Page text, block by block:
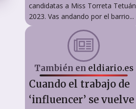
candidatas a Miss Torreta Tetuán
2023. Vas andando por el barrio...
También en eldiario.es
Cuando el trabajo de
‘influencer’ se vuelve